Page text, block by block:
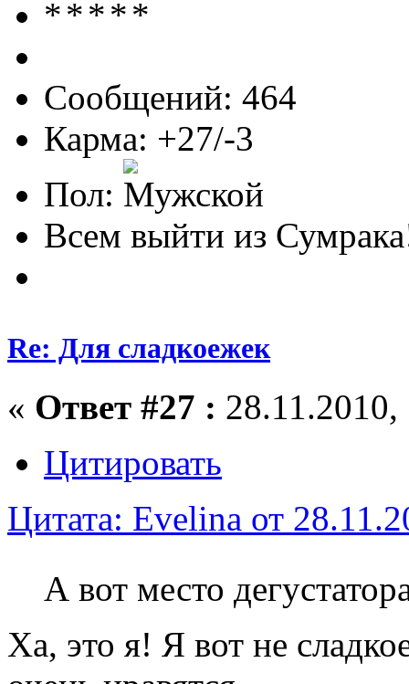
Сообщений: 464
Карма: +27/-3
Пол:
Всем выйти из
Re: Для сладкоежек
« Ответ #27 :
Цитировать
Цитата: Evelina от
А вот место
Ха, это я! Я вот не